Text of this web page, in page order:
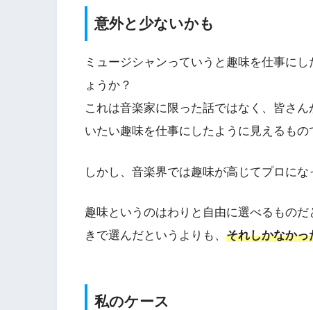
意外と少ないかも
ミュージシャンっていうと趣味を仕事に
ょうか？
これは音楽家に限った話ではなく、皆さ
いたい趣味を仕事にしたように見えるもの
しかし、音楽界では趣味が高じてプロに
趣味というのはわりと自由に選べるもの
きで選んだというよりも、 それしかなかっ
私のケース